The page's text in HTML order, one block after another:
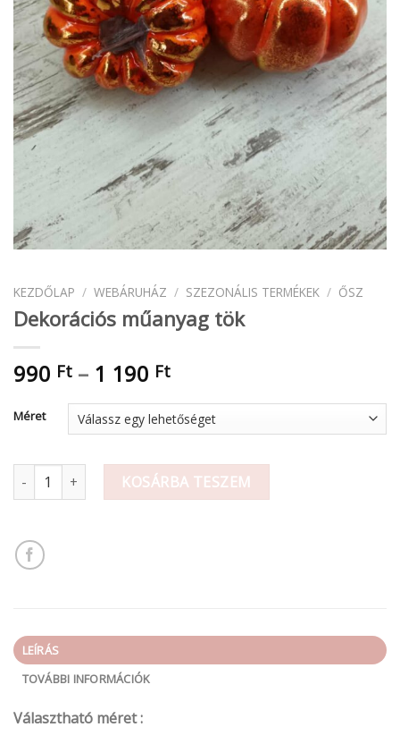
KEZDŐLAP / WEBÁRUHÁZ / SZEZONÁLIS TERMÉKEK / ŐSZ
Dekorációs műanyag tök
990 Ft – 1 190 FtÁrtartomány:
-
1
190 Ft
Méret
Dekorációs műanyag tök mennyiség
KOSÁRBA TESZEM
LEÍRÁS
TOVÁBBI INFORMÁCIÓK
Választható méret :